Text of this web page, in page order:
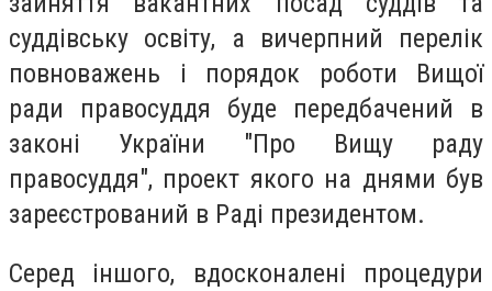
суддівську освіту, а вичерпний перелік
повноважень і порядок роботи Вищої
ради правосуддя буде передбачений в
законі України "Про Вищу раду
правосуддя", проект якого на днями був
зареєстрований в Раді президентом.
Серед іншого, вдосконалені процедури